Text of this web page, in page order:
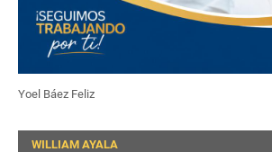
Yoel Báez Feliz
WILLIAM AYALA